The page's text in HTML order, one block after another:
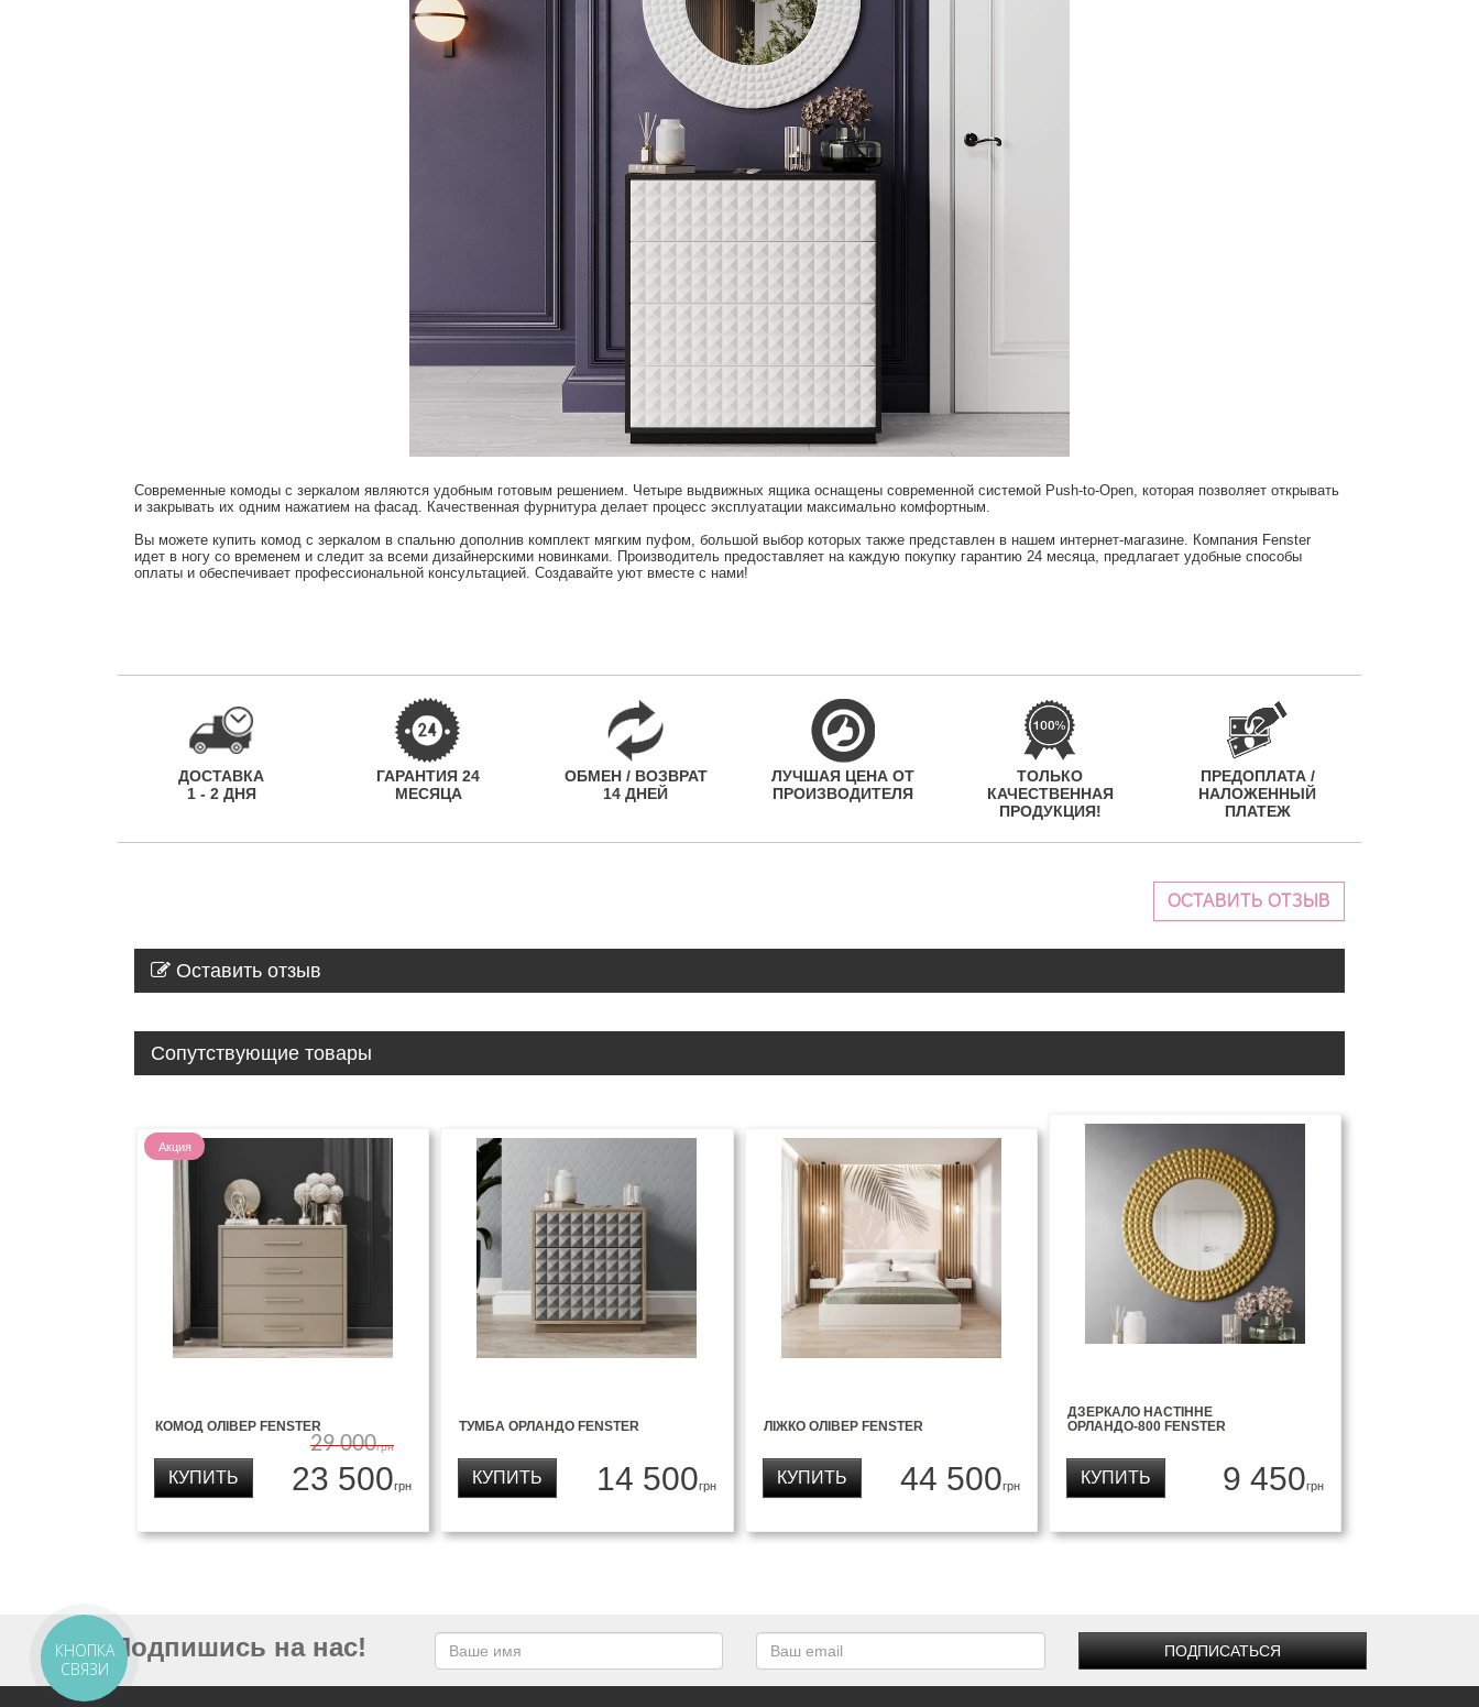
Современные комоды с зеркалом являются удобным готовым решением. Четыре выдвижных ящика оснащены современной системой Push-to-Open, которая позволяет открывать
и закрывать их одним нажатием на фасад. Качественная фурнитура делает процесс эксплуатации максимально комфортным.
Вы можете купить комод с зеркалом в спальню дополнив комплект мягким пуфом, большой выбор которых также представлен в нашем интернет-магазине. Компания Fenster
идет в ногу со временем и следит за всеми дизайнерскими новинками. Производитель предоставляет на каждую покупку гарантию 24 месяца, предлагает удобные способы
оплаты и обеспечивает профессиональной консультацией. Создавайте уют вместе с нами!
ДОСТАВКА
1 - 2 ДНЯ
ГАРАНТИЯ 24
МЕСЯЦА
ОБМЕН / ВОЗВРАТ
14 ДНЕЙ
ЛУЧШАЯ ЦЕНА ОТ
ПРОИЗВОДИТЕЛЯ
ТОЛЬКО
КАЧЕСТВЕННАЯ
ПРОДУКЦИЯ!
ПРЕДОПЛАТА /
НАЛОЖЕННЫЙ
ПЛАТЕЖ
ОСТАВИТЬ ОТЗЫВ
Оставить отзыв
Сопутствующие товары
Акция
КОМОД ОЛІВЕР FENSTER
29 000грн
23 500грн
КУПИТЬ
ТУМБА ОРЛАНДО FENSTER
14 500грн
КУПИТЬ
ЛІЖКО ОЛІВЕР FENSTER
44 500грн
КУПИТЬ
ДЗЕРКАЛО НАСТІННЕ
ОРЛАНДО-800 FENSTER
9 450грн
КУПИТЬ
Подпишись на нас! ПОДПИСАТЬСЯ
КНОПКА
СВЯЗИ